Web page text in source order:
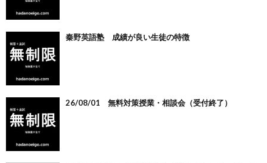
秦野英語塾 成績が良い生徒の特徴
26/08/01 無料対策授業・相談会（受付終了）